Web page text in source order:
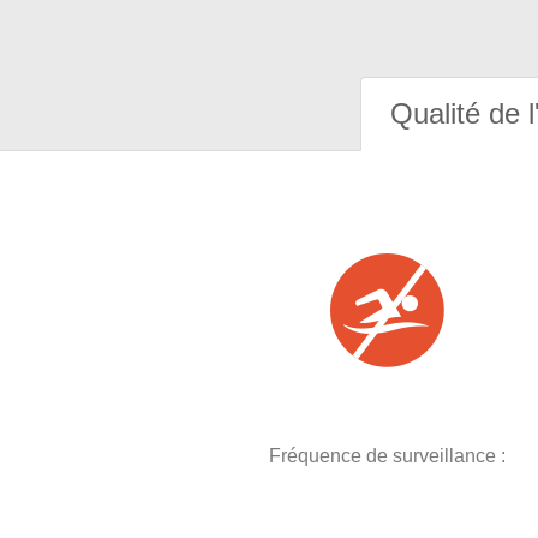
Qualité de
Fréquence de surveillance :